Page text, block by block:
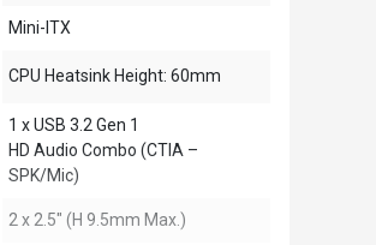
Mini-ITX
CPU Heatsink Height: 60mm
1 x USB 3.2 Gen 1
HD Audio Combo (CTIA –
SPK/Mic)
2 x 2.5" (H 9.5mm Max.)